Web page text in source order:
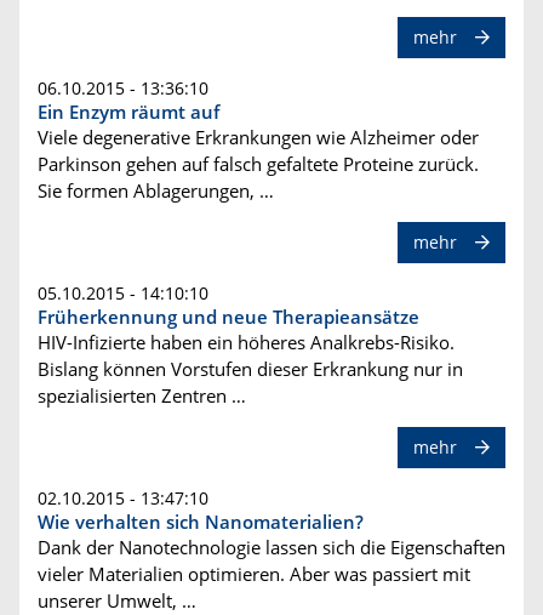
mehr
06.10.2015 - 13:36:10
Ein Enzym räumt auf
Viele degenerative Erkrankungen wie Alzheimer oder
Parkinson gehen auf falsch gefaltete Proteine zurück.
Sie formen Ablagerungen, …
mehr
05.10.2015 - 14:10:10
Früherkennung und neue Therapieansätze
HIV-Infizierte haben ein höheres Analkrebs-Risiko.
Bislang können Vorstufen dieser Erkrankung nur in
spezialisierten Zentren …
mehr
02.10.2015 - 13:47:10
Wie verhalten sich Nanomaterialien?
Dank der Nanotechnologie lassen sich die Eigenschaften
vieler Materialien optimieren. Aber was passiert mit
unserer Umwelt, …